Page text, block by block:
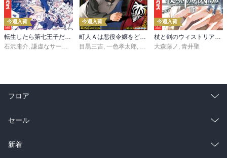
今週入荷
石沢庸介 謙虚なサークル メル。
今週入荷
目黒三吉 一色孝太郎 Parum
今週入荷
大森藤ノ 青井聖
フロア
総合
ラノベ
セール
総合
新着